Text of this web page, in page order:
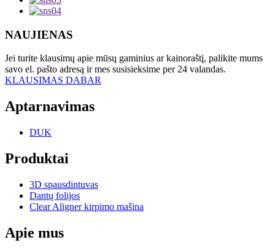
NAUJIENAS
Jei turite klausimų apie mūsų gaminius ar kainoraštį, palikite mums
savo el. pašto adresą ir mes susisieksime per 24 valandas.
KLAUSIMAS DABAR
Aptarnavimas
DUK
Produktai
3D spausdintuvas
Dantų folijos
Clear Aligner kirpimo mašina
Apie mus